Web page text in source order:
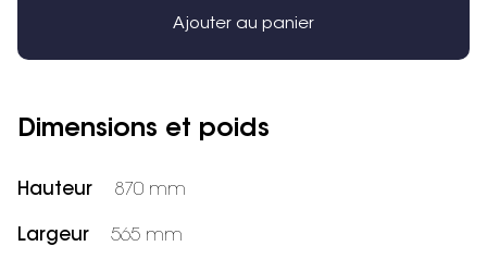
Ajouter au panier
Dimensions et poids
Hauteur 870 mm
Largeur 565 mm